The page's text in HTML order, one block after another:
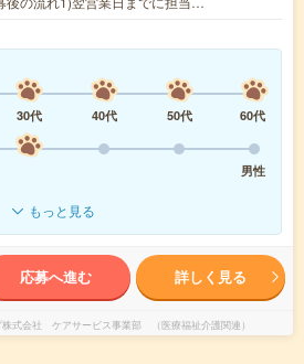
30代 40代 50代
60代
男性
もっと見る
応募へ進む 詳しく見る
株式会社 ケアサービス事業部 （医療福祉介護関連）